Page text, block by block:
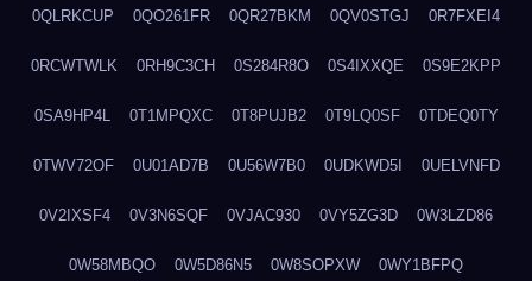
0QLRKCUP 0QO261FR 0QR27BKM 0QV0STGJ 0R7FXEI4
0RCWTWLK 0RH9C3CH 0S284R8O 0S4IXXQE 0S9E2KPP
0SA9HP4L 0T1MPQXC 0T8PUJB2 0T9LQ0SF 0TDEQ0TY
0TWV72OF 0U01AD7B 0U56W7B0 0UDKWD5I 0UELVNFD
0V2IXSF4 0V3N6SQF 0VJAC930 0VY5ZG3D 0W3LZD86
0W58MBQO 0W5D86N5 0W8SOPXW 0WY1BFPQ